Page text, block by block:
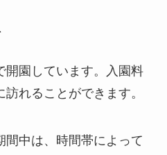
開園しています。入園料
れることができます。
間中は、時間帯によって